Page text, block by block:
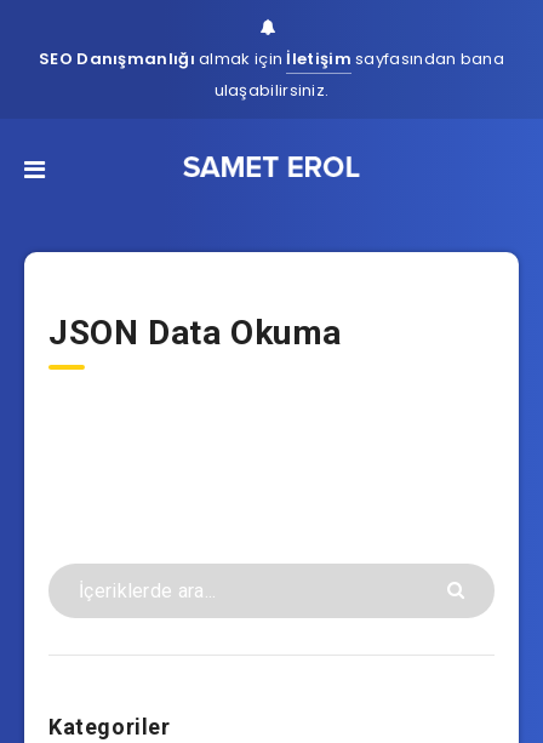
SEO Danışmanlığı almak için İletişim sayfasından bana
ulaşabilirsiniz.
JSON Data Okuma
Kategoriler